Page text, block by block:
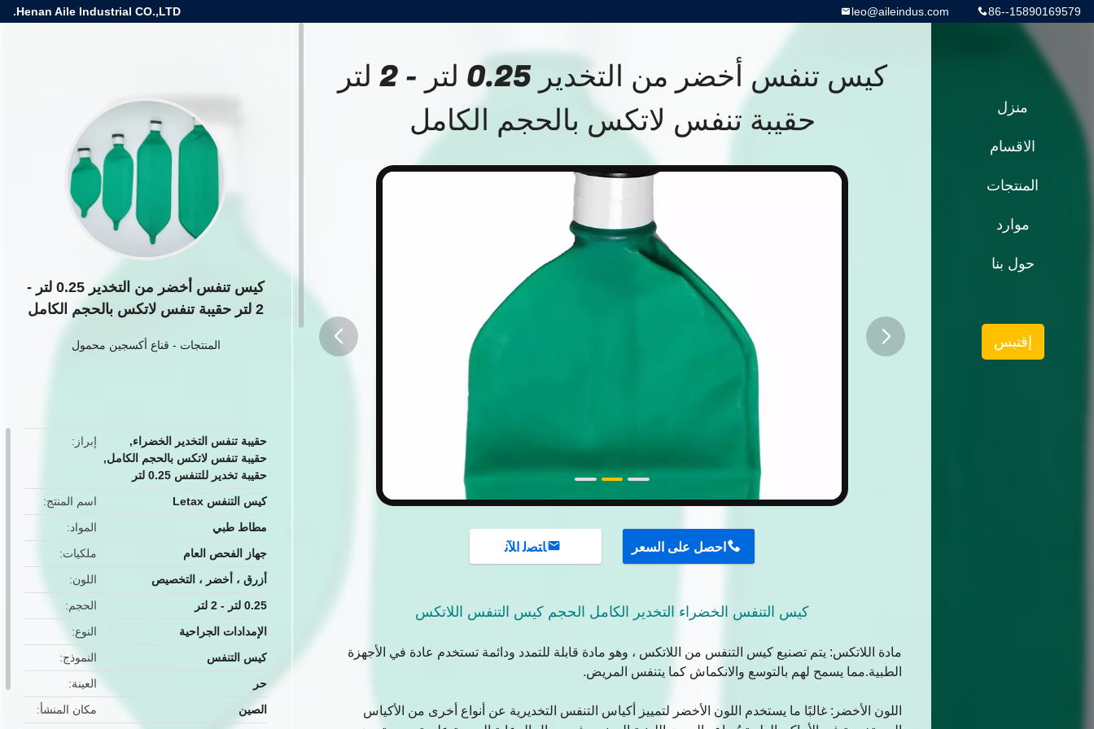
Henan Aile Industrial CO.,LTD. 86--15890169579
leo@aileindus.com
كيس تنفس أخضر من التخدير 0.25 لتر -
2 لتر حقيبة تنفس لاتكس بالحجم الكامل
المنتجات - قناع أكسجين محمول
إبراز حقيبة تنفس التخدير الخضراء,
حقيبة تنفس لاتكس بالحجم الكامل,
حقيبة تخدير للتنفس 0.25 لتر
اسم المنتج
كيس التنفس Letax
المواد
مطاط طبي
ملكيات
جهاز الفحص العام
اللون
أزرق ، أخضر ، التخصيص
الحجم
0.25 لتر - 2 لتر
النوع
الإمدادات الجراحية
النموذج
كيس التنفس
العينة
حر
مكان المنشأ
الصين
كيس تنفس أخضر من التخدير 0.25 لتر - 2 لتر
حقيبة تنفس لاتكس بالحجم الكامل
احصل على السعر ﺎﺘﺼﻟ ﺍﻶﻧ
كيس التنفس الخضراء التخدير الكامل الحجم كيس التنفس اللاتكس
مادة اللاتكس: يتم تصنيع كيس التنفس من اللاتكس ، وهو مادة قابلة للتمدد ودائمة تستخدم عادة في الأجهزة
الطبية.مما يسمح لهم بالتوسع والانكماش كما يتنفس المريض.
اللون الأخضر: غالبًا ما يستخدم اللون الأخضر لتمييز أكياس التنفس التخديرية عن أنواع أخرى من الأكياس
منزل
الاقسام
المنتجات
موارد
حول بنا
إقتبس